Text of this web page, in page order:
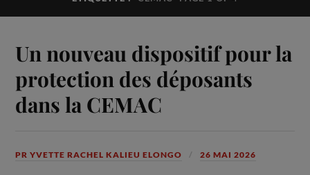
Un nouveau dispositif pour la
protection des déposants
dans la CEMAC
PR YVETTE RACHEL KALIEU ELONGO 26 MAI 2026